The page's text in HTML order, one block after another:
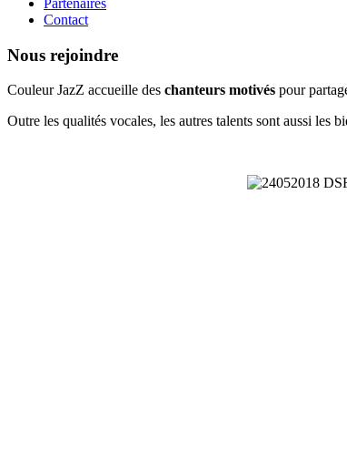
Partenaires
Contact
Nous rejoindre
Couleur JazZ accueille des chanteurs motivés pour
Outre les qualités vocales, les autres talents sont aussi les